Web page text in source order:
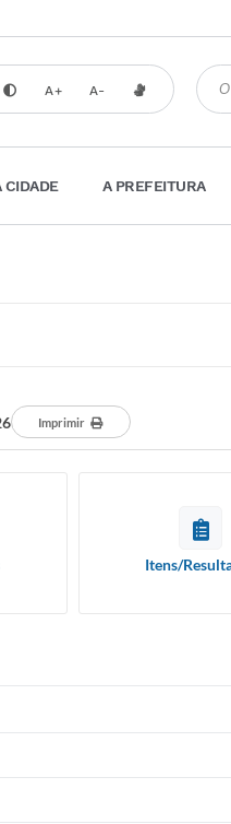
A+ A-
CIDADE A PREFEITURA
Imprimir
Itens/